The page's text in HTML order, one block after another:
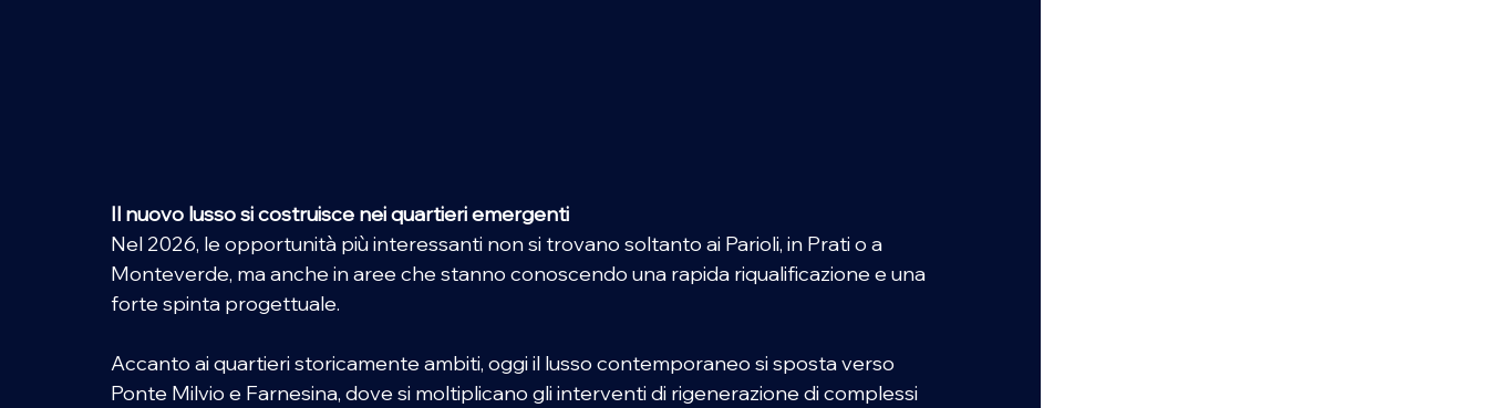
Il nuovo lusso si costruisce nei quartieri emergenti
Nel 2026, le opportunità più interessanti non si trovano soltanto ai Parioli, in Prati o a
Monteverde, ma anche in aree che stanno conoscendo una rapida riqualificazione e una
forte spinta progettuale.
Accanto ai quartieri storicamente ambiti, oggi il lusso contemporaneo si sposta verso
Ponte Milvio e Farnesina, dove si moltiplicano gli interventi di rigenerazione di complessi